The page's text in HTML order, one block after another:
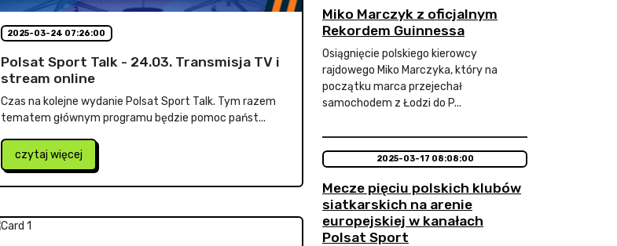
2025-03-24 07:26:00
Polsat Sport Talk - 24.03. Transmisja TV i
stream online
Czas na kolejne wydanie Polsat Sport Talk. Tym razem
tematem głównym programu będzie pomoc państ...
czytaj więcej
Miko Marczyk z oficjalnym
Rekordem Guinnessa
Osiągnięcie polskiego kierowcy
rajdowego Miko Marczyka, który na
początku marca przejechał
samochodem z Łodzi do P...
2025-03-17 08:08:00
Mecze pięciu polskich klubów
siatkarskich na arenie
europejskiej w kanałach
Polsat Sport